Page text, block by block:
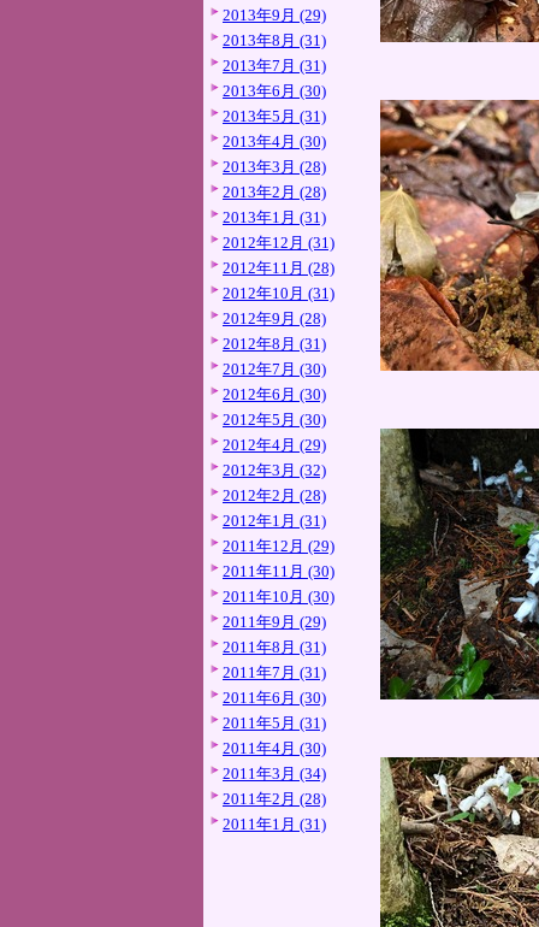
2013年9月 (29)
2013年8月 (31)
2013年7月 (31)
2013年6月 (30)
2013年5月 (31)
2013年4月 (30)
2013年3月 (28)
2013年2月 (28)
2013年1月 (31)
2012年12月 (31)
2012年11月 (28)
2012年10月 (31)
2012年9月 (28)
2012年8月 (31)
2012年7月 (30)
2012年6月 (30)
2012年5月 (30)
2012年4月 (29)
2012年3月 (32)
2012年2月 (28)
2012年1月 (31)
2011年12月 (29)
2011年11月 (30)
2011年10月 (30)
2011年9月 (29)
2011年8月 (31)
2011年7月 (31)
2011年6月 (30)
2011年5月 (31)
2011年4月 (30)
2011年3月 (34)
2011年2月 (28)
2011年1月 (31)